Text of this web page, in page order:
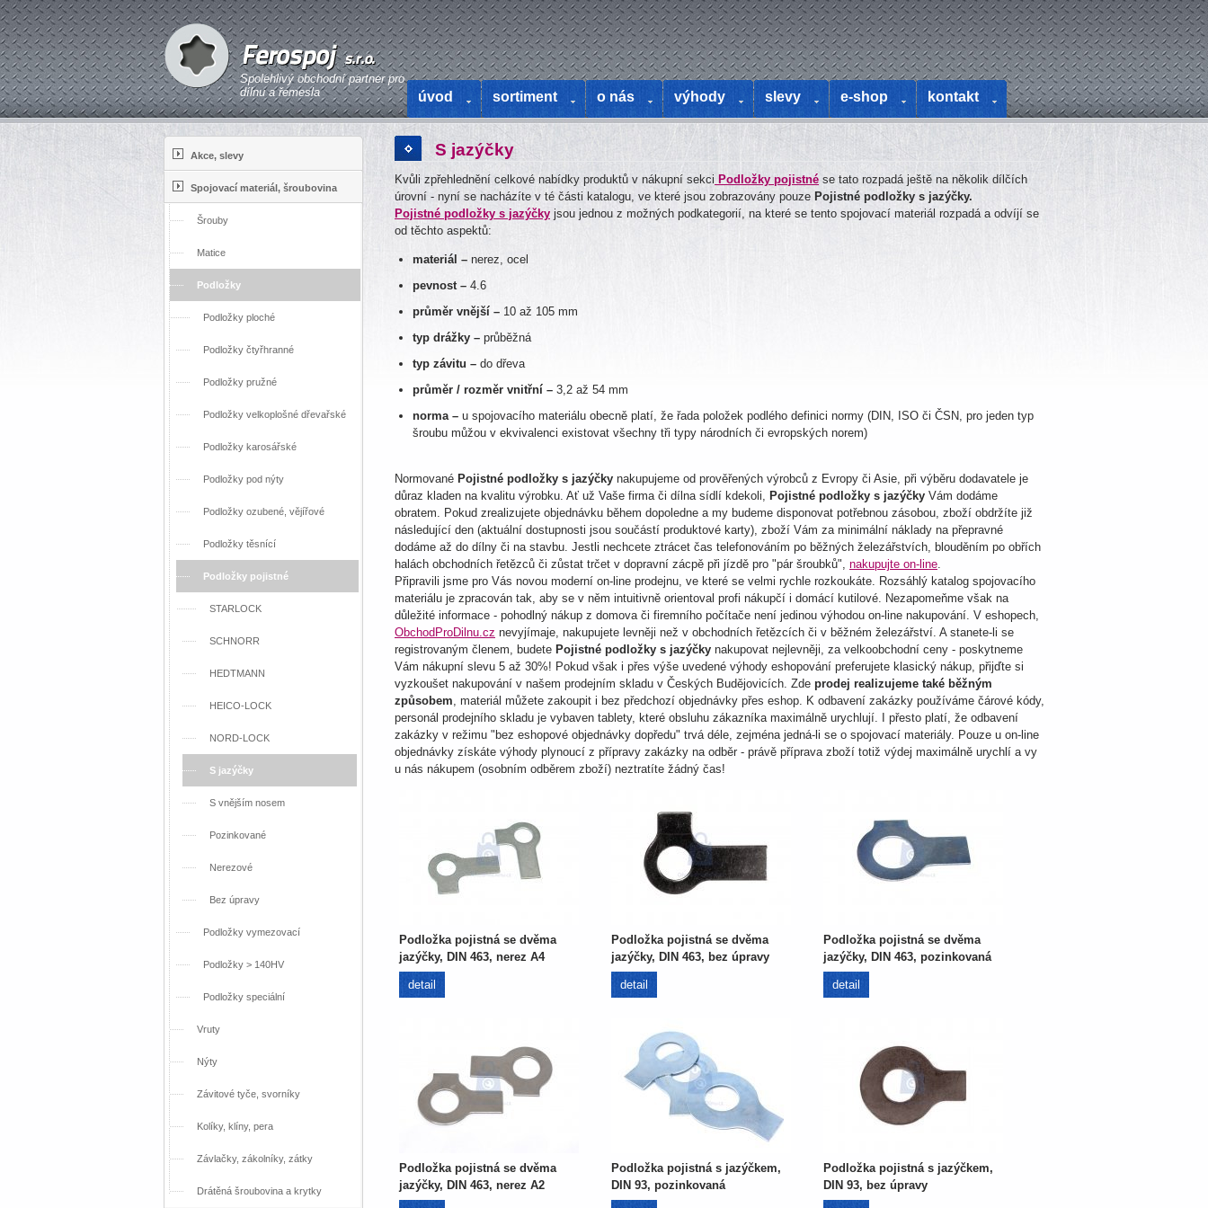
Spolehlivý obchodní partner pro
dílnu a řemesla
úvod sortiment o nás výhody slevy e-shop kontakt
S jazýčky
Kvůli zpřehlednění celkové nabídky produktů v nákupní sekci Podložky pojistné se tato rozpadá ještě na několik dílčích
úrovní - nyní se nacházíte v té části katalogu, ve které jsou zobrazovány pouze Pojistné podložky s jazýčky.
Pojistné podložky s jazýčky jsou jednou z možných podkategorií, na které se tento spojovací materiál rozpadá a odvíjí se
od těchto aspektů:
materiál – nerez, ocel
pevnost – 4.6
průměr vnější – 10 až 105 mm
typ drážky – průběžná
typ závitu – do dřeva
průměr / rozměr vnitřní – 3,2 až 54 mm
norma – u spojovacího materiálu obecně platí, že řada položek podlého definici normy (DIN, ISO či ČSN, pro jeden typ
šroubu můžou v ekvivalenci existovat všechny tři typy národních či evropských norem)
Normované Pojistné podložky s jazýčky nakupujeme od prověřených výrobců z Evropy či Asie, při výběru dodavatele je
důraz kladen na kvalitu výrobku. Ať už Vaše firma či dílna sídlí kdekoli, Pojistné podložky s jazýčky Vám dodáme
obratem. Pokud zrealizujete objednávku během dopoledne a my budeme disponovat potřebnou zásobou, zboží obdržíte již
následující den (aktuální dostupnosti jsou součástí produktové karty), zboží Vám za minimální náklady na přepravné
dodáme až do dílny či na stavbu. Jestli nechcete ztrácet čas telefonováním po běžných železářstvích, blouděním po obřích
halách obchodních řetězců či zůstat trčet v dopravní zácpě při jízdě pro "pár šroubků", nakupujte on-line.
Připravili jsme pro Vás novou moderní on-line prodejnu, ve které se velmi rychle rozkoukáte. Rozsáhlý katalog spojovacího
materiálu je zpracován tak, aby se v něm intuitivně orientoval profi nákupčí i domácí kutilové. Nezapomeňme však na
důležité informace - pohodlný nákup z domova či firemního počítače není jedinou výhodou on-line nakupování. V eshopech,
ObchodProDilnu.cz nevyjímaje, nakupujete levněji než v obchodních řetězcích či v běžném železářství. A stanete-li se
registrovaným členem, budete Pojistné podložky s jazýčky nakupovat nejlevněji, za velkoobchodní ceny - poskytneme
Vám nákupní slevu 5 až 30%! Pokud však i přes výše uvedené výhody eshopování preferujete klasický nákup, přijďte si
vyzkoušet nakupování v našem prodejním skladu v Českých Budějovicích. Zde prodej realizujeme také běžným
způsobem, materiál můžete zakoupit i bez předchozí objednávky přes eshop. K odbavení zakázky používáme čárové kódy,
personál prodejního skladu je vybaven tablety, které obsluhu zákazníka maximálně urychlují. I přesto platí, že odbavení
zakázky v režimu "bez eshopové objednávky dopředu" trvá déle, zejména jedná-li se o spojovací materiály. Pouze u on-line
objednávky získáte výhody plynoucí z přípravy zakázky na odběr - právě příprava zboží totiž výdej maximálně urychlí a vy
u nás nákupem (osobním odběrem zboží) neztratíte žádný čas!
Podložka pojistná se dvěma
jazýčky, DIN 463, nerez A4
detail
Podložka pojistná se dvěma
jazýčky, DIN 463, bez úpravy
detail
Podložka pojistná se dvěma
jazýčky, DIN 463, pozinkovaná
detail
Podložka pojistná se dvěma
jazýčky, DIN 463, nerez A2
Podložka pojistná s jazýčkem,
DIN 93, pozinkovaná
Podložka pojistná s jazýčkem,
DIN 93, bez úpravy
Akce, slevy
Spojovací materiál, šroubovina
Šrouby
Matice
Podložky
Podložky ploché
Podložky čtyřhranné
Podložky pružné
Podložky velkoplošné dřevařské
Podložky karosářské
Podložky pod nýty
Podložky ozubené, vějířové
Podložky těsnící
Podložky pojistné
STARLOCK
SCHNORR
HEDTMANN
HEICO-LOCK
NORD-LOCK
S jazýčky
S vnějším nosem
Pozinkované
Nerezové
Bez úpravy
Podložky vymezovací
Podložky > 140HV
Podložky speciální
Vruty
Nýty
Závitové tyče, svorníky
Kolíky, klíny, pera
Závlačky, zákolníky, zátky
Drátěná šroubovina a krytky